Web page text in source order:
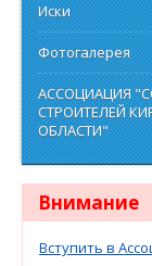
Иски
Фотогалерея
АССОЦИАЦИЯ
СТРОИТЕЛЕЙ
ОБЛАСТИ"
Внимание
Вступить в